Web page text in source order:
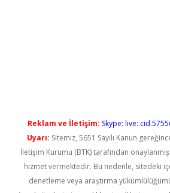
Reklam ve İletişim: Skype:
Uyarı: Sitemiz, 5651 Sayılı Kanun
İletişim Kurumu (BTK) tarafından
hizmet vermektedir. Bu nedenle, sitedeki
denetleme veya araştırma